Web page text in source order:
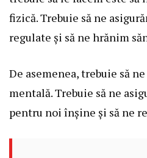
fizică. Trebuie să ne
regulate și să ne hrănim
De asemenea, trebuie să
mentală. Trebuie să ne
pentru noi înșine și să ne